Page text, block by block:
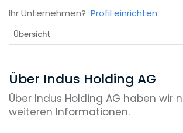
Ihr Unternehmen? Profil einrichten
Übersicht
Über Indus Holding AG
Über Indus Holding AG haben wir
weiteren Informationen.